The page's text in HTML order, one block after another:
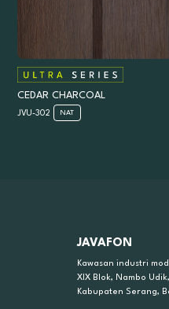
CEDAR CHARCOAL
JVU-302 NAT
JAVAFON
Kawasan industri
XIX Blok, Nambo
Kabupaten Serang,